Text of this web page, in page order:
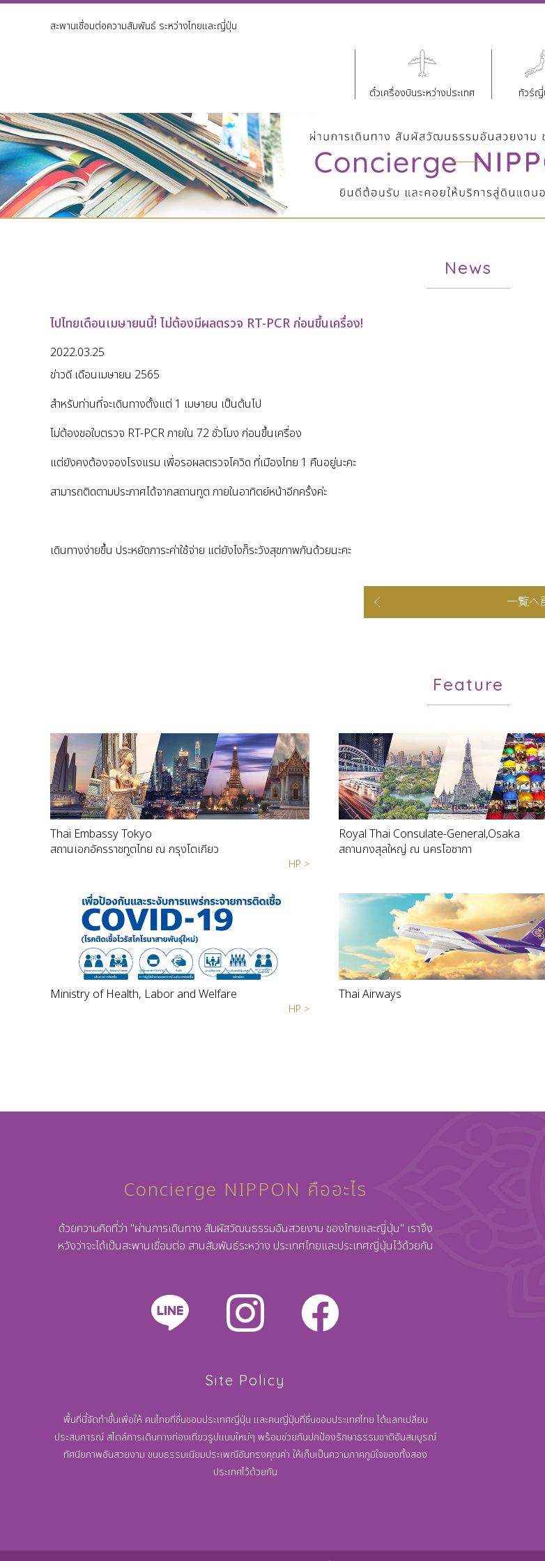
สะพานเชื่อมต่อความสัมพันธ์ ระหว่างไทยและญี่ปุ่น
ตั๋วเครื่องบินระหว่างประเทศ ทัวร์ญี่
News
ไปไทยเดือนเมษายนนี้! ไม่ต้องมีผลตรวจ RT-PCR ก่อนขึ้นเครื่อง!
2022.03.25
ข่าวดี เดือนเมษายน 2565
สำหรับท่านที่จะเดินทางตั้งแต่ 1 เมษายน เป็นต้นไป
ไม่ต้องขอใบตรวจ RT-PCR ภายใน 72 ชั่วโมง ก่อนขึ้นเครื่อง
แต่ยังคงต้องจองโรงแรม เพื่อรอผลตรวจโควิด ที่เมืองไทย 1 คืนอยู่นะคะ
สามารถติดตามประกาศได้จากสถานทูต ภายในอาทิตย์หน้าอีกครั้งค่ะ
เดินทางง่ายขึ้น ประหยัดภาระค่าใช้จ่าย แต่ยังไงก็ระวังสุขภาพกันด้วยนะคะ
一覧へ
Feature
Thai Embassy Tokyo
สถานเอกอัครราชทูตไทย ณ กรุงโตเกียว
HP >
Royal Thai Consulate-General,Osaka
สถานกงสุลใหญ่ ณ นครโอซากา
Ministry of Health, Labor and Welfare
HP >
Thai Airways
Concierge NIPPON คืออะไร
ด้วยความคิดที่ว่า "ผ่านการเดินทาง สัมผัสวัฒนธรรมอันสวยงาม ของไทยและญี่ปุ่น" เราจึง
หวังว่าจะได้เป็นสะพานเชื่อมต่อ สานสัมพันธ์ระหว่าง ประเทศไทยและประเทศญี่ปุ่นไว้ด้วยกัน
Site Policy
พื้นที่นี้จัดทำขึ้นเพื่อให้ คนไทยที่ชื่นชอบประเทศญี่ปุ่น และคนญี่ปุ่นที่ชื่นชอบประเทศไทย ได้แลกเปลี่ยน
ประสบการณ์ สไตล์การเดินทางท่องเที่ยวรูปแบบใหม่ๆ พร้อมช่วยกันปกป้องรักษาธรรมชาติอันสมบูรณ์
ทัศนียภาพอันสวยงาม ขนบธรรมเนียมประเพณีอันทรงคุณค่า ให้เก็บเป็นความภาคภูมิใจของทั้งสอง
ประเทศไว้ด้วยกัน